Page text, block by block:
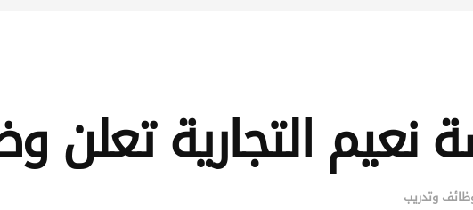
التجارية تعلن
وتدريب